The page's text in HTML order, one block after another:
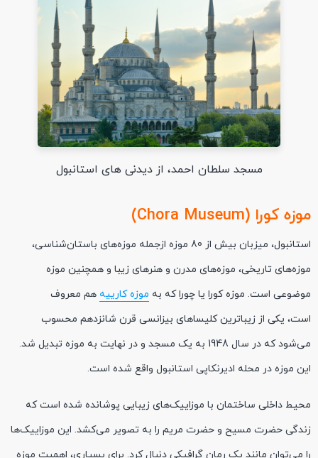
مسجد سلطان احمد، از دیدنی های استانبول
موزه کورا (Chora Museum)
استانبول، میزبان بیش از 80 موزه ازجمله موزه‌های باستان‌شناسی،
موزه‌های تاریخی، موزه‌های مدرن و هنرهای زیبا و همچنین موزه
موضوعی است. موزه کورا یا چورا که به موزه کارییه هم معروف
است، یکی از زیباترین کلیساهای بیزانسی قرن شانزدهم محسوب
می‌شود که در سال 1948 به یک مسجد و در نهایت به موزه تبدیل شد.
این موزه در محله ادیرنکاپی استانبول واقع شده است.
محیط داخلی ساختمان با موزاییک‌های زیبایی پوشانده شده است که
زندگی حضرت مسیح و حضرت مریم را به تصویر می‌کشد. این موزاییک‌ها
را می‌توان مانند یک رمان گرافیکی دنبال کرد. برای بسیاری، اهمیت موزه